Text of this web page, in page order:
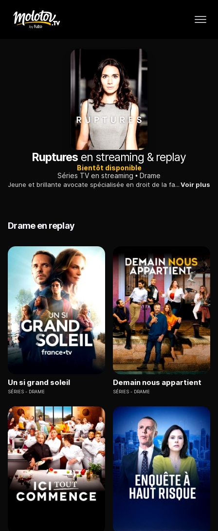
Ruptures en streaming & replay
Bientôt disponible
Séries TV en streaming
Drame
Jeune et brillante avocate spécialisée en droit de la famille, Ariane Beaumont s'est donné pour mission de défendre les victimes et laissés-pour-compte des amours déchirées.Voir plus
Drame en replay
Un si grand soleil
SÉRIES DRAME
Demain nous appartient
SÉRIES DRAME